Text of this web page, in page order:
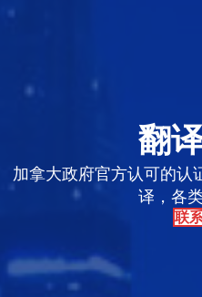
翻
加拿大政府官方认可的认
译，各
联